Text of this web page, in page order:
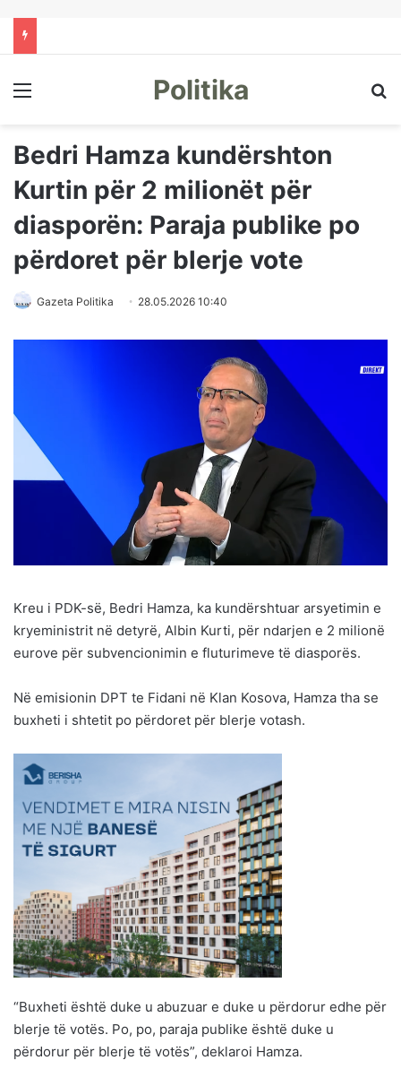
Menu Politika
Bedri Hamza kundërshton
Kurtin për 2 milionët për
diasporën: Paraja publike po
përdoret për blerje vote
Gazeta Politika 28.05.2026 10:40
Kreu i PDK-së, Bedri Hamza, ka kundërshtuar arsyetimin e
kryeministrit në detyrë, Albin Kurti, për ndarjen e 2 milionë
eurove për subvencionimin e fluturimeve të diasporës.
Në emisionin DPT te Fidani në Klan Kosova, Hamza tha se
buxheti i shtetit po përdoret për blerje votash.
“Buxheti është duke u abuzuar e duke u përdorur edhe për
blerje të votës. Po, po, paraja publike është duke u
përdorur për blerje të votës”, deklaroi Hamza.